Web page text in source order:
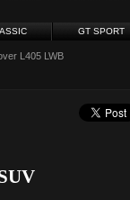
GT SPORT
L405 LWB